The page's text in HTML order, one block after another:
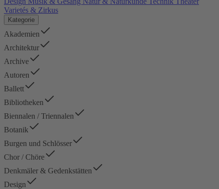
Varietés & Zirkus
Kategorie
Akademien
Architektur
Archive
Autoren
Ballett
Bibliotheken
Biennalen / Triennalen
Botanik
Burgen und Schlösser
Chor / Chöre
Denkmäler & Gedenkstätten
Design